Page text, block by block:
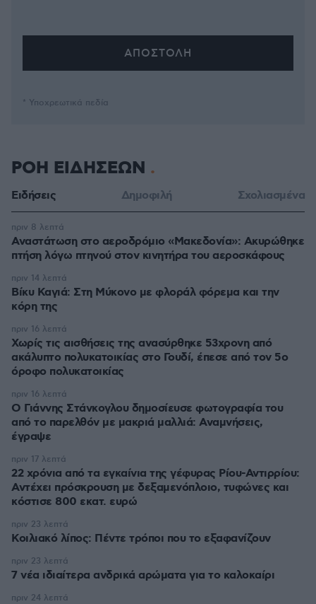
* Υποχρεωτικά πεδία
ΡΟΗ ΕΙΔΗΣΕΩΝ
Ειδήσεις Δημοφιλή Σχολιασμένα
Αναστάτωση στο αεροδρόμιο «Μακεδονία»: Ακυρώθηκε
πτήση λόγω πτηνού στον κινητήρα του αεροσκάφους
πριν 8 λεπτά
Βίκυ Καγιά: Στη Μύκονο με φλοράλ φόρεμα και την
κόρη της
πριν 14 λεπτά
Χωρίς τις αισθήσεις της ανασύρθηκε 53χρονη από
ακάλυπτο πολυκατοικίας στο Γουδί, έπεσε από τον 5ο
όροφο πολυκατοικίας
πριν 16 λεπτά
Ο Γιάννης Στάνκογλου δημοσίευσε φωτογραφία του
από το παρελθόν με μακριά μαλλιά: Αναμνήσεις,
έγραψε
πριν 16 λεπτά
22 χρόνια από τα εγκαίνια της γέφυρας Ρίου-Αντιρρίου:
Αντέχει πρόσκρουση με δεξαμενόπλοιο, τυφώνες και
κόστισε 800 εκατ. ευρώ
πριν 17 λεπτά
Κοιλιακό λίπος: Πέντε τρόποι που το εξαφανίζουν
πριν 23 λεπτά
7 νέα ιδιαίτερα ανδρικά αρώματα για το καλοκαίρι
πριν 23 λεπτά
πριν 24 λεπτά